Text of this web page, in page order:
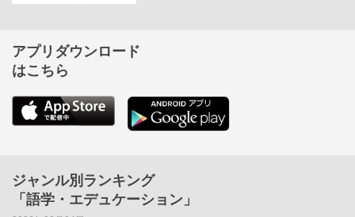
アプリダウンロード
はこちら
ジャンル別ランキング
「語学・エデュケーション」